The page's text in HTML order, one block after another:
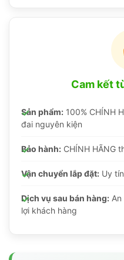
Cam kết
Sản phẩm: 100% CHÍNH
đai nguyên kiện
Bảo hành: CHÍNH HÃNG
Vận chuyển lắp đặt: Uy
Dịch vụ sau bán hàng:
lợi khách hàng